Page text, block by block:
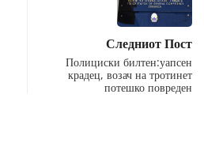
Следниот Пост
Полициски билтен:уапсен
крадец, возач на тротинет
потешко повреден